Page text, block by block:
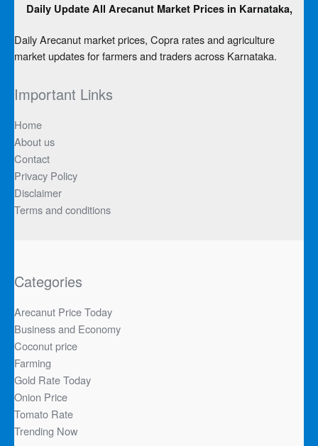
Daily Update All Arecanut Market Prices in Karnataka,
Daily Arecanut market prices, Copra rates and agriculture
market updates for farmers and traders across Karnataka.
Important Links
Home
About us
Contact
Privacy Policy
Disclaimer
Terms and conditions
Categories
Arecanut Price Today
Business and Economy
Coconut price
Farming
Gold Rate Today
Onion Price
Tomato Rate
Trending Now